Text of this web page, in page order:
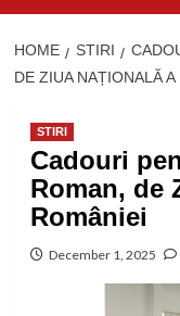
HOME STIRI
DE ZIUA NAȚIONALĂ A
STIRI
Cadouri
Roman, de
României
December 1, 2025